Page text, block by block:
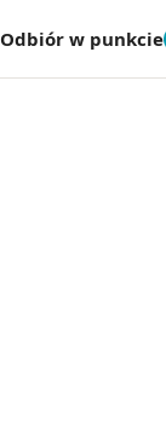
Odbiór w punkcie